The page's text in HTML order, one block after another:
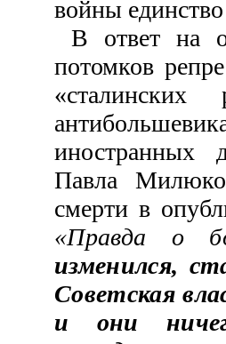
войны
В ответ на
потомков
иностранных
Павла
смерти в
«Правда о
изменился,
Советская
и они